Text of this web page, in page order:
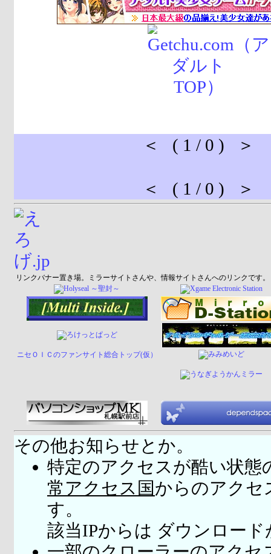
＜ ( 1 / 0 ) ＞
＜ ( 1 / 0 ) ＞
リンクバナー置き場。ミラーサイトさんや、情報サイトさんへのリンクです。
ニセＯＩＣのファンサイト総合トップ(仮）
その他お知らせとか。
特定のアクセスが酷い状態
常アクセス国からのアクセ
す。
該当IPからは ダウンロー